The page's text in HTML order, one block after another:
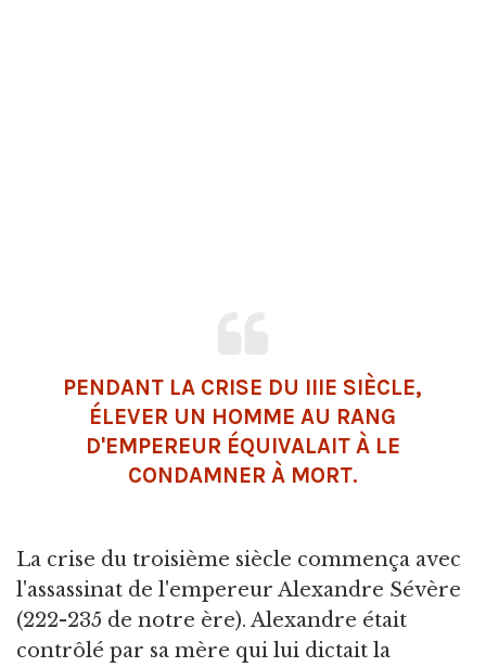
PENDANT LA CRISE DU IIIE SIÈCLE,
ÉLEVER UN HOMME AU RANG
D'EMPEREUR ÉQUIVALAIT À LE
CONDAMNER À MORT.
La crise du troisième siècle commença avec
l'assassinat de l'empereur Alexandre Sévère
(222-235 de notre ère). Alexandre était
contrôlé par sa mère qui lui dictait la